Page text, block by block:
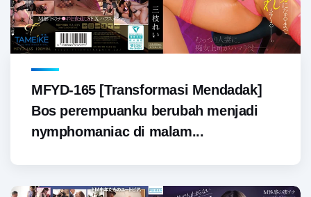
MFYD-165 [Transformasi Mendadak]
Bos perempuanku berubah menjadi
nymphomaniac di malam...